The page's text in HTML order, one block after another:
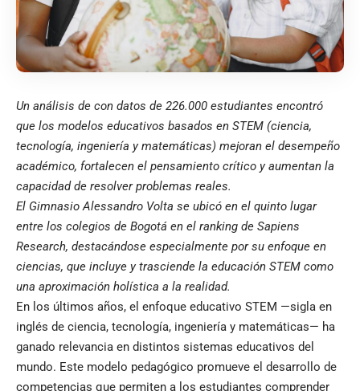
Un análisis de con datos de 226.000 estudiantes encontró
que los modelos educativos basados en STEM (ciencia,
tecnología, ingeniería y matemáticas) mejoran el desempeño
académico, fortalecen el pensamiento crítico y aumentan la
capacidad de resolver problemas reales.
El Gimnasio Alessandro Volta se ubicó en el quinto lugar
entre los colegios de Bogotá en el ranking de Sapiens
Research, destacándose especialmente por su enfoque en
ciencias, que incluye y trasciende la educación STEM como
una aproximación holística a la realidad.
En los últimos años, el enfoque educativo STEM —sigla en
inglés de ciencia, tecnología, ingeniería y matemáticas— ha
ganado relevancia en distintos sistemas educativos del
mundo. Este modelo pedagógico promueve el desarrollo de
competencias que permiten a los estudiantes comprender